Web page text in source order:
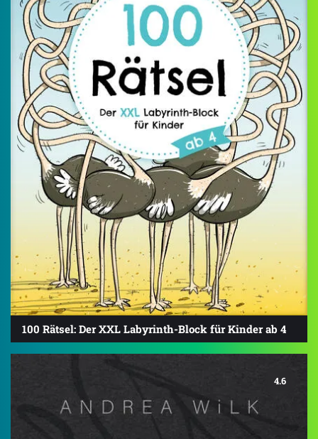
100 Rätsel: Der XXL Labyrinth-Block für Kinder ab 4
4.6